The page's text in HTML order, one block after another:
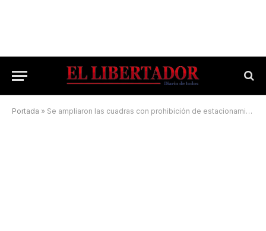
Portada » Se ampliaron las cuadras con prohibición de estacionamiento en el microcentro